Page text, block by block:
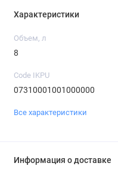
Характеристики
Объем, л
8
Code IKPU
07310001001000000
Все характеристики
Информация о доставке